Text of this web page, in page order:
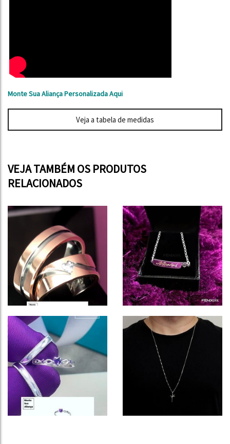
Monte Sua Aliança Personalizada Aqui
Veja a tabela de medidas
VEJA TAMBÉM OS PRODUTOS
RELACIONADOS